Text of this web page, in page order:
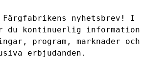
Färgfabrikens nyhetsbrev! I
du kontinuerlig information
program, marknader och
erbjudanden.